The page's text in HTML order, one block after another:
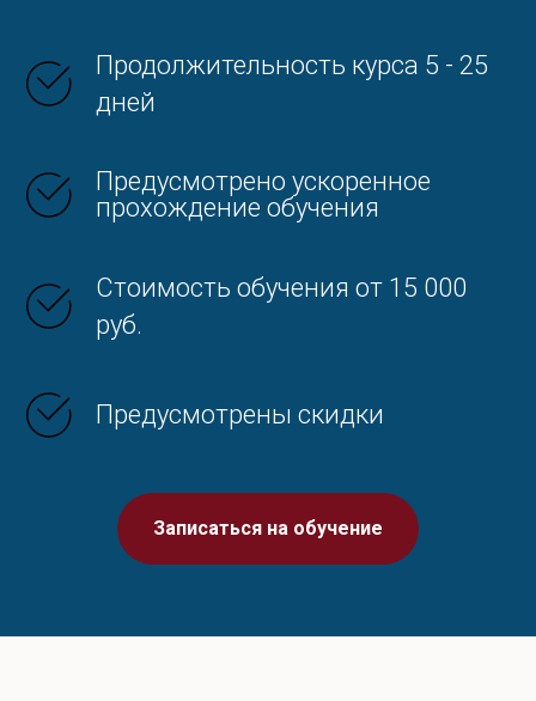
Продолжительность курса 5 - 25
дней
Предусмотрено ускоренное
прохождение обучения
Стоимость обучения от 15 000
руб.
Предусмотрены скидки
Записаться на обучение